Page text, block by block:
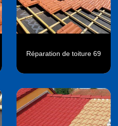
Réparation de toiture 69